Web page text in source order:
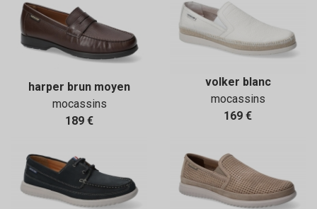
harper brun moyen
mocassins
189 €
volker blanc
mocassins
169 €